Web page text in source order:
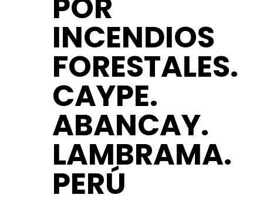
INCENDIOS
FORESTALES.
CAYPE.
ABANCAY.
LAMBRAMA.
PERÚ